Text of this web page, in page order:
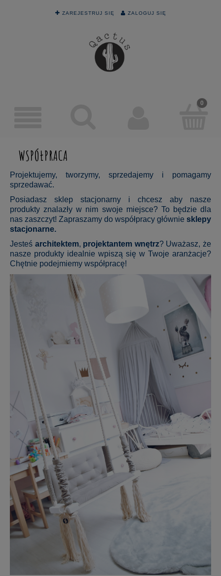
ZAREJESTRUJ SIĘ ZALOGUJ SIĘ
WSPÓŁPRACA
Projektujemy, tworzymy, sprzedajemy i pomagamy
sprzedawać.
Posiadasz sklep stacjonarny i chcesz aby nasze
produkty znalazły w nim swoje miejsce? To będzie dla
nas zaszczyt! Zapraszamy do współpracy głównie sklepy
stacjonarne.
Jesteś architektem, projektantem wnętrz? Uważasz, że
nasze produkty idealnie wpiszą się w Twoje aranżacje?
Chętnie podejmiemy współpracę!